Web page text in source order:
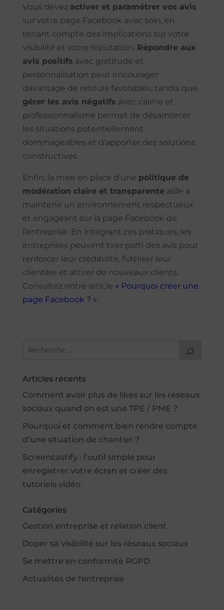
Vous devez activer et paramétrer vos avis
sur votre page Facebook avec soin, en
tenant compte des implications sur votre
visibilité et votre réputation. Répondre aux
avis positifs avec gratitude et
personnalisation peut encourager
davantage de retours favorables, tandis que
gérer les avis négatifs avec calme et
professionnalisme permet de désamorcer
les situations potentiellement
dommageables et d’apporter des solutions
constructives.
Enfin, la mise en place d’une politique de
modération claire et transparenteaide à
maintenir un environnement respectueux
et engageant sur la page Facebook de
l’entreprise. En intégrant ces pratiques, les
entreprises peuvent tirer parti des avis pour
renforcer leur crédibilité, fidéliser leur
clientèle et attirer de nouveaux clients.
Consultez notre article « Pourquoi créer une
page Facebook ? ».
Articles récents
Comment avoir plus de likes sur les réseaux
sociaux quand on est une TPE / PME ?
Pourquoi et comment bien rendre compte
d’une situation de chantier ?
Screencastify : l’outil simple pour
enregistrer votre écran et créer des
tutoriels vidéo
Catégories
Gestion entreprise et relation client
Doper sa visibilité sur les réseaux sociaux
Se mettre en conformité RGPD
Actualités de l'entreprise